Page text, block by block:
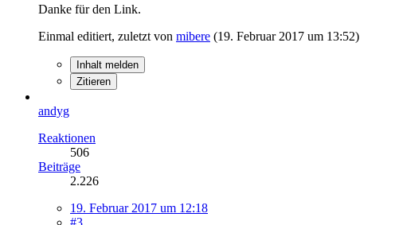
Danke für den Link.
Einmal editiert, zuletzt von mibere (19. Februar 2017 um 13:52)
Inhalt melden
Zitieren
andyg
Reaktionen
506
Beiträge
2.226
19. Februar 2017 um 12:18
#3